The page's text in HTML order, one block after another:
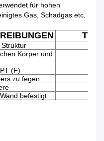
für hohen
Gas, Schadgas etc.
Körper und
(F)
zu fegen
befestigt